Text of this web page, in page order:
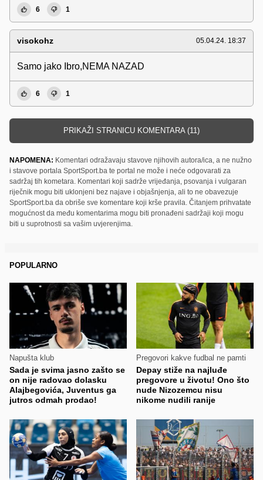
6 1
visokohz 05.04.24. 18:37
Samo jako Ibro,NEMA NAZAD
6 1
PRIKAŽI STRANICU KOMENTARA (11)
NAPOMENA: Komentari odražavaju stavove njihovih autora/ica, a ne nužno
i stavove portala SportSport.ba te portal ne može i neće odgovarati za
sadržaj tih kometara. Komentari koji sadrže vrijeđanja, psovanja i vulgaran
riječnik mogu biti uklonjeni bez najave i objašnjenja, ali to ne obavezuje
SportSport.ba da obriše sve komentare koji krše pravila. Čitanjem prihvatate
mogućnost da među komentarima mogu biti pronađeni sadržaji koji mogu
biti u suprotnosti sa vašim uvjerenjima.
POPULARNO
Napušta klub
Sada je svima jasno zašto se
on nije radovao dolasku
Alajbegovića, Juventus ga
jutros odmah prodao!
Pregovori kakve fudbal ne pamti
Depay stiže na najluđe
pregovore u životu! Ono što
nude Nizozemcu nisu
nikome nudili ranije